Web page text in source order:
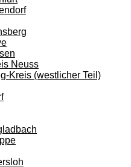
Neuss
Kreis (westlicher Teil)